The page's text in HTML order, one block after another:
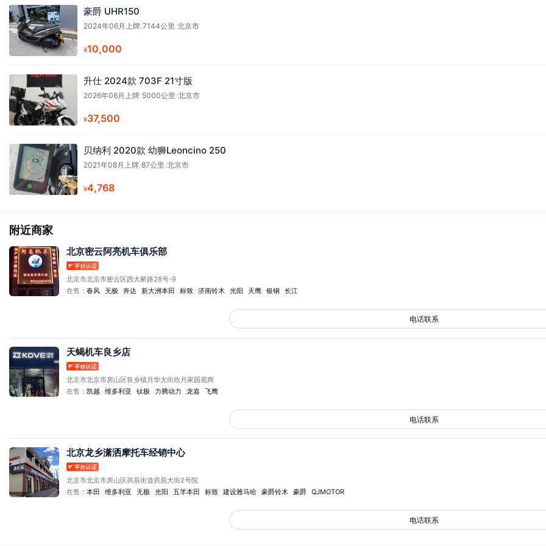
豪爵 UHR150
2024年06月上牌/7144公里 /北京市
¥10,000
升仕 2024款 703F 21寸版
2026年06月上牌/5000公里 /北京市
¥37,500
贝纳利 2020款 幼狮Leoncino 250
2021年08月上牌/87公里 /北京市
¥4,768
附近商家
北京密云阿亮机车俱乐部
北京市北京市密云区西大桥路28号-9
在售： 春风 无极 奔达 新大洲本田 标致 济南铃木 光阳 天鹰 银钢 长江
电话联系
天蝎机车良乡店
北京市北京市房山区良乡镇月华大街欣月家园底商
在售： 凯越 维多利亚 钛极 力腾动力 龙嘉 飞鹰
电话联系
北京龙乡潇洒摩托车经销中心
北京市北京市房山区拱辰街道拱辰大街2号院
在售： 本田 维多利亚 无极 光阳 五羊本田 标致 建设雅马哈 豪爵铃木 豪爵 QJMOTOR
电话联系